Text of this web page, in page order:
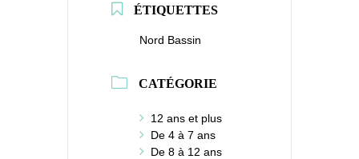
ÉTIQUETTES
Nord Bassin
CATÉGORIE
12 ans et plus
De 4 à 7 ans
De 8 à 12 ans